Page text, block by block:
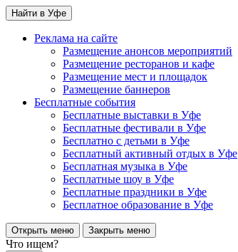
Найти в Уфе
Реклама на сайте
Размещение анонсов мероприятий
Размещение ресторанов и кафе
Размещение мест и площадок
Размещение баннеров
Бесплатные события
Бесплатные выставки в Уфе
Бесплатные фестивали в Уфе
Бесплатно с детьми в Уфе
Бесплатный активный отдых в Уфе
Бесплатная музыка в Уфе
Бесплатные шоу в Уфе
Бесплатные праздники в Уфе
Бесплатное образование в Уфе
Открыть меню Закрыть меню
Что ищем?